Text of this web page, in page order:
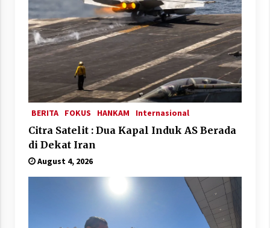
BERITA FOKUS HANKAM Internasional
Citra Satelit : Dua Kapal Induk AS Berada
di Dekat Iran
August 4, 2026